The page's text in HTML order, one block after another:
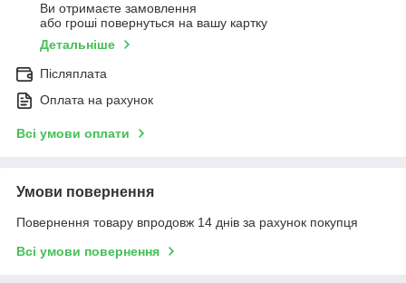
Ви отримаєте замовлення
або гроші повернуться на вашу картку
Детальніше
Післяплата
Оплата на рахунок
Всі умови оплати
Умови повернення
Повернення товару впродовж 14 днів за рахунок покупця
Всі умови повернення